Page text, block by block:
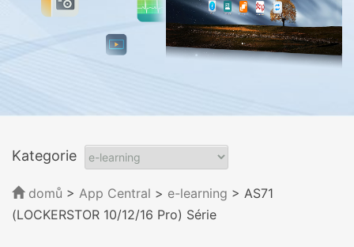
Kategorie
domů > App Central > e-learning > AS71
(LOCKERSTOR 10/12/16 Pro) Série